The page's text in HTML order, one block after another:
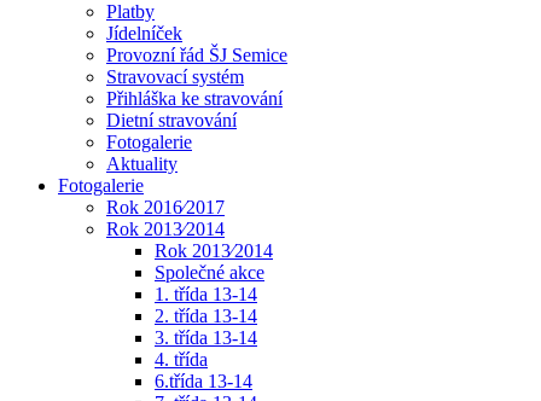
Platby
Jídelníček
Provozní řád ŠJ Semice
Stravovací systém
Přihláška ke stravování
Dietní stravování
Fotogalerie
Aktuality
Fotogalerie
Rok 2016⁄2017
Rok 2013⁄2014
Rok 2013⁄2014
Společné akce
1. třída 13-14
2. třída 13-14
3. třída 13-14
4. třída
6.třída 13-14